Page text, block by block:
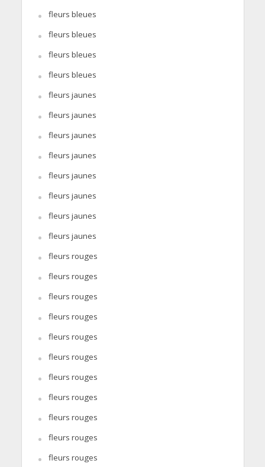
fleurs bleues
fleurs bleues
fleurs bleues
fleurs bleues
fleurs jaunes
fleurs jaunes
fleurs jaunes
fleurs jaunes
fleurs jaunes
fleurs jaunes
fleurs jaunes
fleurs jaunes
fleurs rouges
fleurs rouges
fleurs rouges
fleurs rouges
fleurs rouges
fleurs rouges
fleurs rouges
fleurs rouges
fleurs rouges
fleurs rouges
fleurs rouges